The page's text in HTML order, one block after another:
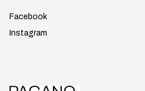
Facebook
Instagram